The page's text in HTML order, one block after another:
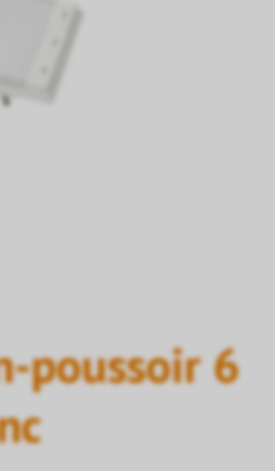
poussoir 6